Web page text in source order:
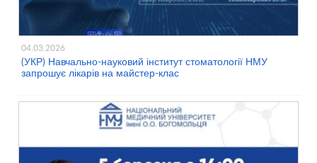
04.03.2026
(УКР) Навчально-науковий інститут стоматології НМУ
запрошує лікарів на майстер-клас